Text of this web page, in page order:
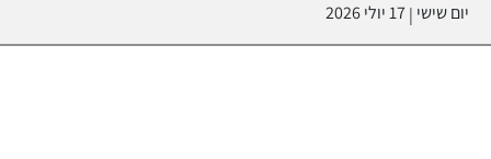
יום שישי |17 יולי 2026